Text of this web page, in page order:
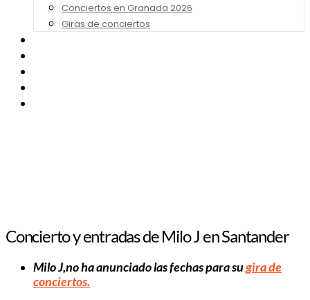
Conciertos en Granada 2026
Giras de conciertos
Concierto y entradas de Milo J en Santander
Milo J,no ha anunciado las fechas para sugira de
conciertos.